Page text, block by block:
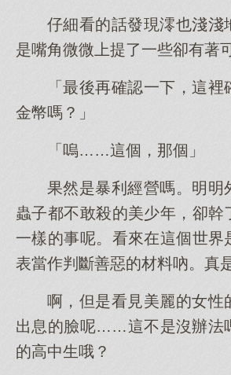
仔細看的話發現澪也淺淺
是嘴角微微上提了一些卻有著
「最後再確認一下，這
金幣嗎？」
「嗚……這個，那個」
果然是暴利經營嗎。明明
蟲子都不敢殺的美少年，卻幹
一樣的事呢。看來在這個世界
表當作判斷善惡的材料吶。真
啊，但是看見美麗的女性
出息的臉呢……這不是沒辦法
的高中生哦？